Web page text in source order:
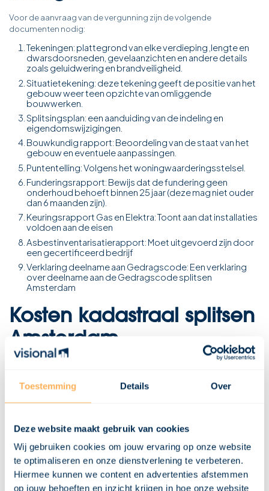
Toestemming Details Over
Deze website maakt gebruik van cookies
Wij gebruiken cookies om jouw ervaring op onze website
te optimaliseren en onze dienstverlening te verbeteren.
Hiermee kunnen we content en advertenties afstemmen
op jouw behoeften en inzicht krijgen in hoe onze website
Voor de aanvraag van de vergunning zijn de volgende
documenten nodig:
Tekeningen: plattegrond van elke verdieping ,lengte en
dwarsdoorsneden, gevelaanzichten en andere details
zoals geluidwering en brandveiligheid.
Situatietekening: deze tekening geeft de positie van het
gebouw weer teen opzichte van omliggende
bouwwerken.
Splitsingsplan: een aanduiding van de indeling en
eigendomswijzigingen.
Bouwkundig rapport: Beoordeling van de staat van het
gebouw en eventuele aanpassingen.
Puntentelling: Volgens het woningwaarderingsstelsel.
Funderingsrapport: Bewijs dat de fundering geen
onderhoud behoeft binnen 25 jaar (deze mag niet ouder
dan 6 maanden zijn).
Keuringsrapport Gas en Elektra: Toont aan dat installaties
voldoen aan de eisen
Asbestinventarisatierapport: Moet uitgevoerd zijn door
een gecertificeerd bedrijf
Verklaring deelname aan Gedragscode: Een verklaring
over deelname aan de Gedragscode splitsen
Amsterdam
Kosten kadastraal splitsen
Amsterdam
dit tarief € 3.158,20. Het proces van het aanvragen van een
Wil je ook weten wat het verschil is tussen een bouwkundige- en
kadastrale splitsing? Bekijk dan onze blog ‘Wat is het verschil
tussen een bouwkundige- en kadastrale splitsing van een woning?
Je kan ook altijd vrijblijvend een afspraak maken wanneer je meer
wilt weten wat er voor jou mogelijk is.